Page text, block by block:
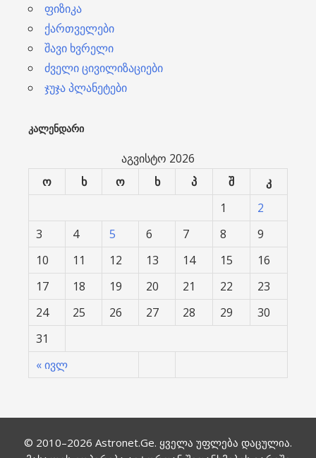
ფიზიკა
ქართველები
შავი ხვრელი
ძველი ცივილიზაციები
ჯუჯა პლანეტები
ᲙᲐᲚᲔᲜᲓᲐᲠᲘ
აგვისტო 2026
ო
ხ ო ხ პ შ კ
« ივლ
1
2
3
4 5 6 7 8
9
10
11 12 13 14 15
16
17
18 19 20 21 22
23
24
25 26 27 28 29
30
31
© 2010–2026 Astronet.Ge. ყველა უფლება დაცულია.